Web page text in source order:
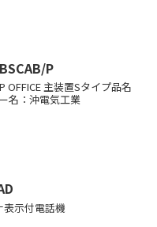
P
OFFICE 主装置Sタイプ品名
名：沖電気工業
表示付電話機